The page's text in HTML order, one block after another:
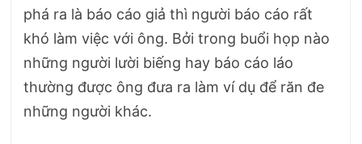
phá ra là báo cáo giả thì người báo cáo rất
khó làm việc với ông. Bởi trong buổi họp nào
những người lười biếng hay báo cáo láo
thường được ông đưa ra làm ví dụ để răn đe
những người khác.